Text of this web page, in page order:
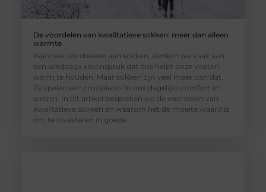
De voordelen van kwalitatieve sokken: meer dan alleen
warmte
Wanneer we denken aan sokken, denken we vaak aan
een alledaags kledingstuk dat ons helpt onze voeten
warm te houden. Maar sokken zijn veel meer dan dat.
Ze spelen een cruciale rol in ons dagelijks comfort en
welzijn. In dit artikel bespreken we de voordelen van
kwalitatieve sokken en waarom het de moeite waard is
om te investeren in goede